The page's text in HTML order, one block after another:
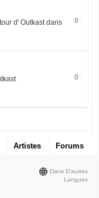
0
d' Outkast dans
0
Artistes Forums
Dans D'autres
Langues